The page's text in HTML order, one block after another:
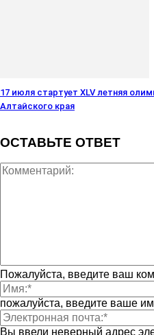
края
17 июля стартует XLV летняя
Алтайского края
ОСТАВЬТЕ ОТВЕТ
Пожалуйста, введите ваш
пожалуйста, введите ваше
Вы ввели неверный адрес